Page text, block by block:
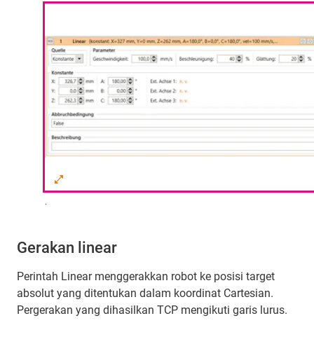
.
Gerakan linear
Perintah Linear menggerakkan robot ke posisi target
absolut yang ditentukan dalam koordinat Cartesian.
Pergerakan yang dihasilkan TCP mengikuti garis lurus.